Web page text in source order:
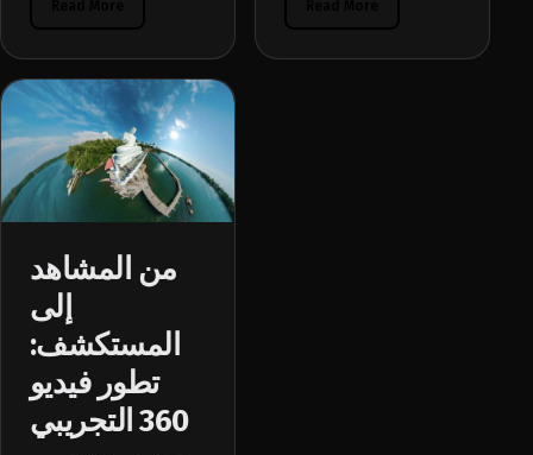
من المشاهد
إلى
المستكشف:
تطور فيديو
360 التجريبي